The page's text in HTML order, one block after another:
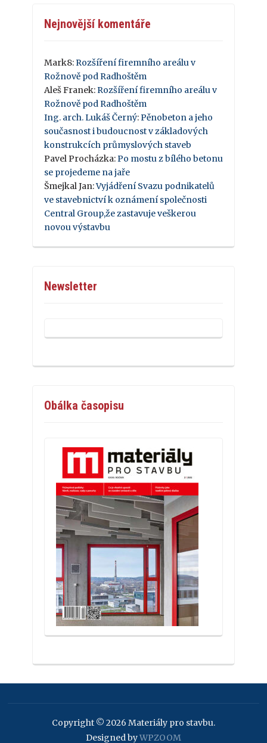
Nejnovější komentáře
Mark8: Rozšíření firemního areálu v
Rožnově pod Radhoštěm
Aleš Franek: Rozšíření firemního areálu v
Rožnově pod Radhoštěm
Ing. arch. Lukáš Černý: Pěnobeton a jeho
současnost i budoucnost v základových
konstrukcích průmyslových staveb
Pavel Procházka: Po mostu z bílého betonu
se projedeme na jaře
Šmejkal Jan:Vyjádření Svazu podnikatelů
ve stavebnictví k oznámení společnosti
Central Group,že zastavuje veškerou
novou výstavbu
Newsletter
Obálka časopisu
Copyright © 2026 Materiály pro stavbu.
Designed byWPZOOM